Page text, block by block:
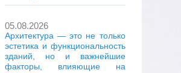
05.08.2026
Архитектура — это не только
эстетика и функциональность
зданий, но и важнейшие
факторы, влияющие на